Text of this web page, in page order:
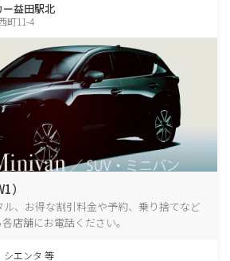
ー益田駅北
町11-4
）
ル、お得な割引料金や予約、乗り捨てなど
店舗にお電話ください。
シエンタ 等